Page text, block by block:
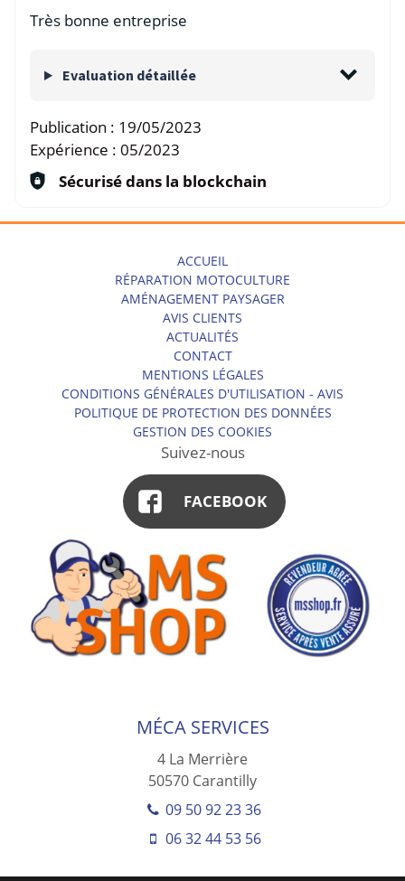
Très bonne entreprise
Evaluation détaillée
Publication : 19/05/2023
Expérience : 05/2023
Sécurisé dans la blockchain
ACCUEIL
RÉPARATION MOTOCULTURE
AMÉNAGEMENT PAYSAGER
AVIS CLIENTS
ACTUALITÉS
CONTACT
MENTIONS LÉGALES
CONDITIONS GÉNÉRALES D'UTILISATION - AVIS
POLITIQUE DE PROTECTION DES DONNÉES
GESTION DES COOKIES
Suivez-nous
FACEBOOK
MÉCA SERVICES
4 La Merrière
50570 Carantilly
09 50 92 23 36
06 32 44 53 56